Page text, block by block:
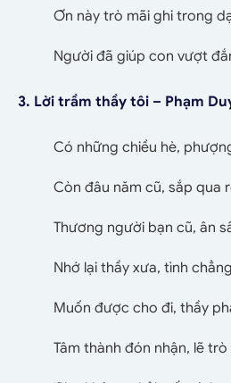
Ơn này trò mãi ghi trong
Người đã giúp con vượt
3. Lời trầm thầy tôi – Phạm
Có những chiều hè,
Còn đâu năm cũ, sắp qua
Thương người bạn cũ, ân
Nhớ lại thầy xưa, tình
Muốn được cho đi, thầy
Tâm thành đón nhận, lẽ trò